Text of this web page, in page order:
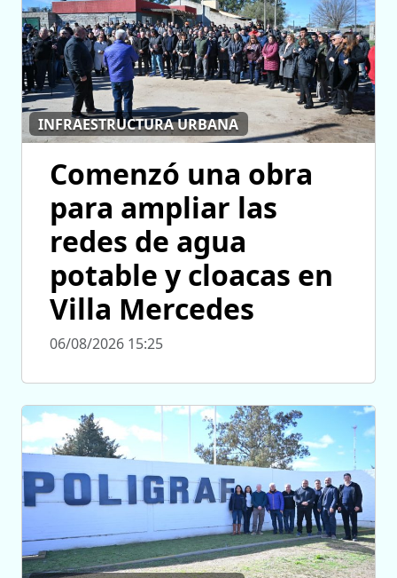
INFRAESTRUCTURA URBANA
Comenzó una obra
para ampliar las
redes de agua
potable y cloacas en
Villa Mercedes
06/08/2026 15:25